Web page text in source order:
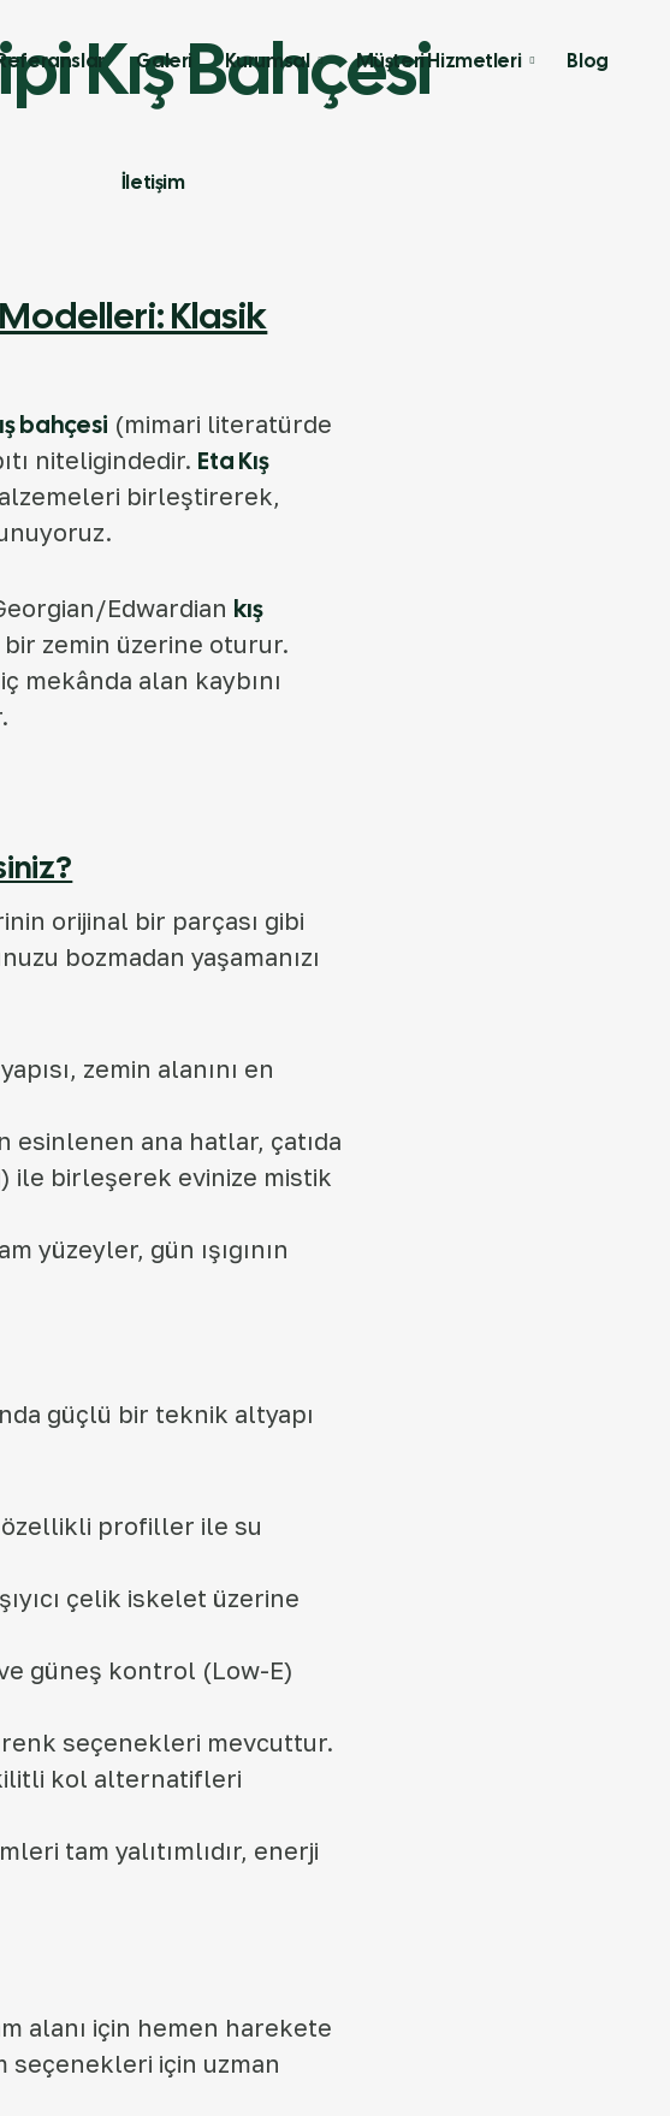
Galeri Kurumsal Müşteri Hizmetleri Blog
İletişim
Kış Bahçesi
Klasik
bahçesi (mimari literatürde
niteliğindedir. Eta Kış
birleştirerek,
Edwardian kış
zemin üzerine oturur.
mekânda alan kaybını
orijinal bir parçası gibi
bozmadan yaşamanızı
zemin alanını en
esinlenen ana hatlar, çatıda
ile birleşerek evinize mistik
yüzeyler, gün ışığının
güçlü bir teknik altyapı
profiller ile su
çelik iskelet üzerine
güneş kontrol (Low-E)
renk seçenekleri mevcuttur.
kilitli kol alternatifleri
tam yalıtımlıdır, enerji
alanı için hemen harekete
seçenekleri için uzman